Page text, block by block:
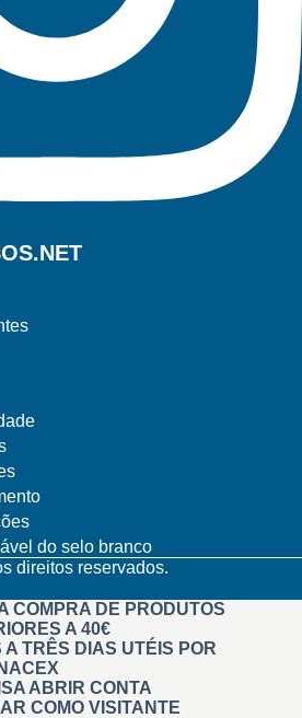
do selo branco
direitos reservados.
COMPRA DE PRODUTOS
A 40€
A TRÊS DIAS UTÉIS POR
NACEX
ABRIR CONTA
COMO VISITANTE